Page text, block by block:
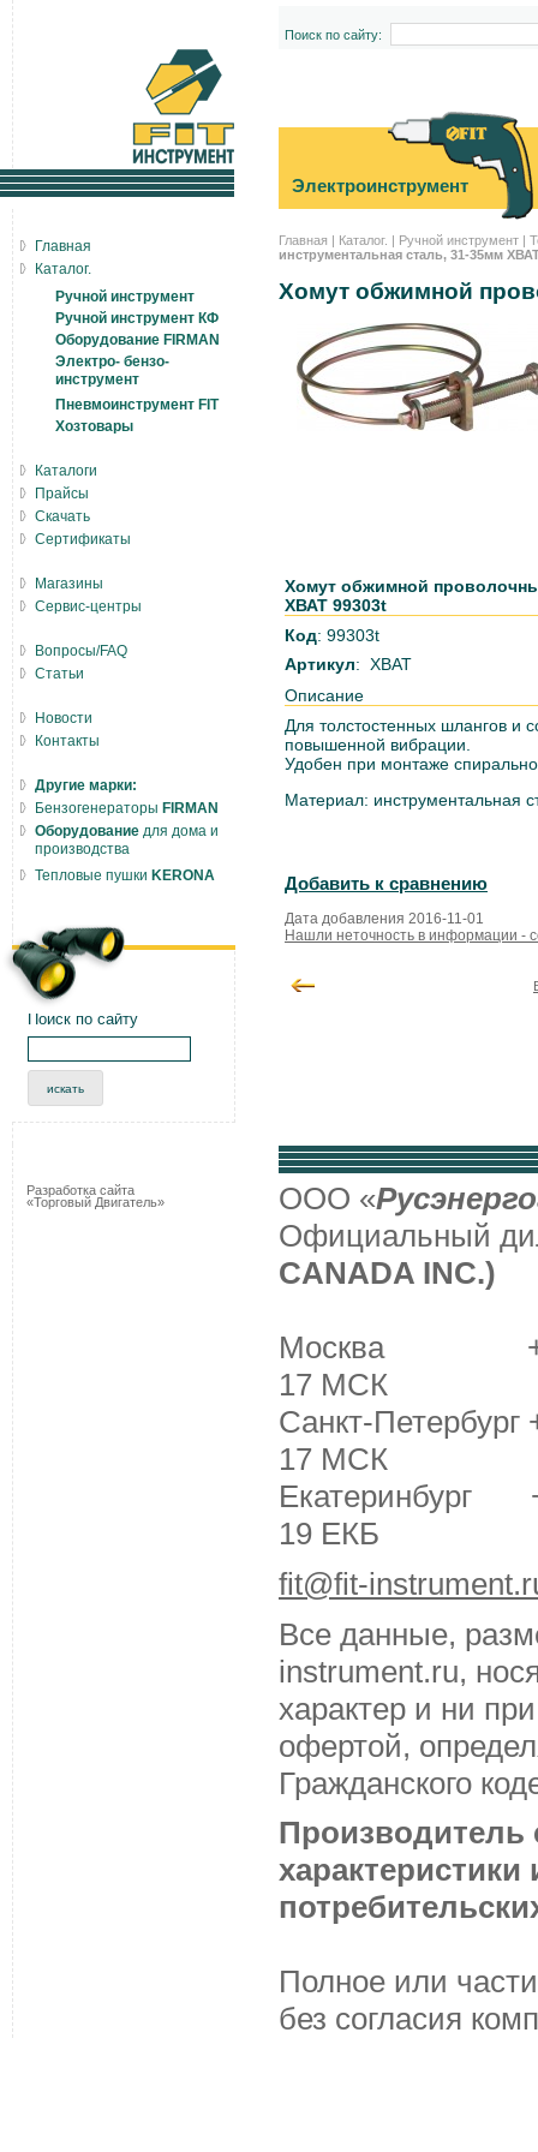
Поиск по сайту:
Электроинструмент
Главная | Каталог. | Ручной инструмент |
инструментальная сталь, 31-35мм
Хомут обжимной
Хомут обжимной
ХВАТ 99303t
Код: 99303t
Артикул: ХВАТ
Описание
Для толстостенных шлангов и
повышенной вибрации.
Удобен при монтаже
Материал: инструментальная
Добавить к сравнению
Дата добавления 2016-11-01
Нашли неточность в информации -
Главная
Каталог.
Ручной инструмент
Ручной инструмент КФ
Оборудование FIRMAN
Электро- бензо-
инструмент
Пневмоинструмент FIT
Хозтовары
Каталоги
Прайсы
Скачать
Сертификаты
Магазины
Сервис-центры
Вопросы/FAQ
Статьи
Новости
Контакты
Другие марки:
Бензогенераторы FIRMAN
Оборудование для дома и
производства
Тепловые пушки KERONA
Поиск по сайту
Разработка сайта
«Торговый Двигатель»
ООО «
Официальный
CANADA INC.)
Москва +7
17 МСК
Санкт-
17 МСК
Екатеринбург
19 ЕКБ
fit@fit-
Все данные,
instrument.ru,
характер и ни
офертой,
Гражданского
Производитель
Полное или
без согласия